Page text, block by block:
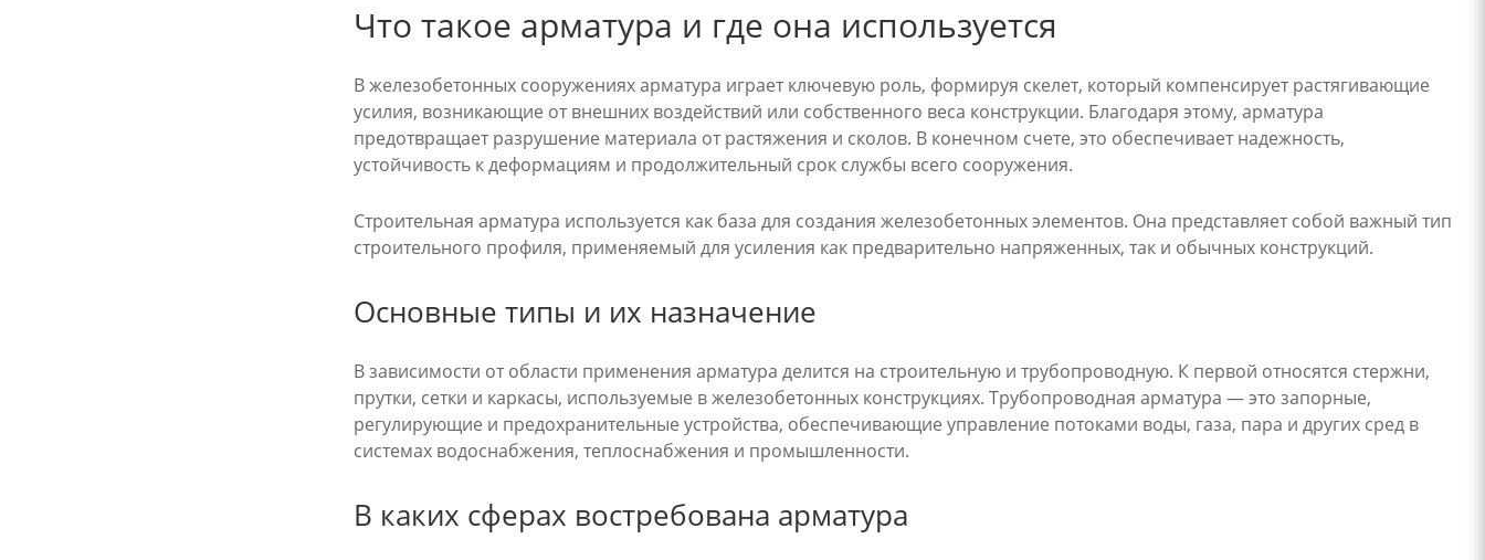
Что такое арматура и где она используется
В железобетонных сооружениях арматура играет ключевую роль, формируя скелет, который компенсирует растягивающие
усилия, возникающие от внешних воздействий или собственного веса конструкции. Благодаря этому, арматура
предотвращает разрушение материала от растяжения и сколов. В конечном счете, это обеспечивает надежность,
устойчивость к деформациям и продолжительный срок службы всего сооружения.
Строительная арматура используется как база для создания железобетонных элементов. Она представляет собой важный тип
строительного профиля, применяемый для усиления как предварительно напряженных, так и обычных конструкций.
Основные типы и их назначение
В зависимости от области применения арматура делится на строительную и трубопроводную. К первой относятся стержни,
прутки, сетки и каркасы, используемые в железобетонных конструкциях. Трубопроводная арматура — это запорные,
регулирующие и предохранительные устройства, обеспечивающие управление потоками воды, газа, пара и других сред в
системах водоснабжения, теплоснабжения и промышленности.
В каких сферах востребована арматура